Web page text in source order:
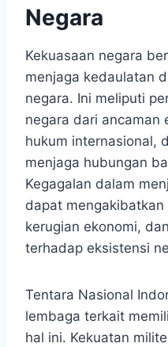
Negara
Kekuasaan negara
menjaga kedaulatan
negara. Ini meliputi
negara dari ancaman
hukum internasional,
menjaga hubungan
Kegagalan dalam
dapat
kerugian ekonomi,
terhadap eksistensi
Tentara Nasional
lembaga terkait
hal ini. Kekuatan